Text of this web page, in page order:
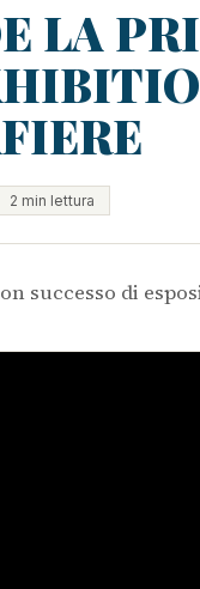
LA
2 min lettura
successo di